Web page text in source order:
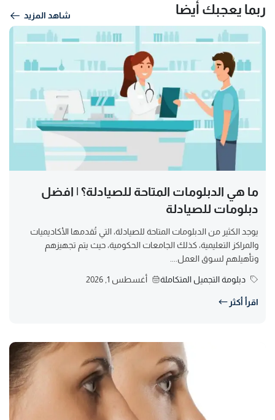
ربما يعجبك أيضا شاهد المزيد
ما هي الدبلومات المتاحة للصيادلة؟ | افضل
دبلومات للصيادلة
يوجد الكثير من الدبلومات المتاحة للصيادلة، التي تُقدمها الأكاديميات
والمراكز التعليمية، كذلك الجامعات الحكومية، حيث يتم تجهيزهم
وتأهيلهم لسوق العمل....
دبلومة التجميل المتكاملة أغسطس 1, 2026
اقرأ أكثر